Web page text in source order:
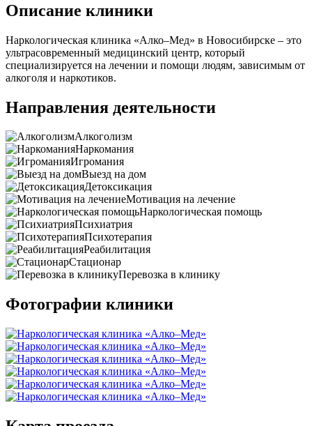
Описание клиники
Наркологическая клиника «Алко–Мед» в Новосибирске – это
ультрасовременный медицинский центр, который
специализируется на лечении и помощи людям, зависимым от
алкоголя и наркотиков.
Направления деятельности
Алкоголизм
Наркомания
Игромания
Выезд на дом
Детоксикация
Мотивация на лечение
Наркологическая помощь
Психиатрия
Психотерапия
Реабилитация
Стационар
Перевозка в клинику
Фотографии клиники